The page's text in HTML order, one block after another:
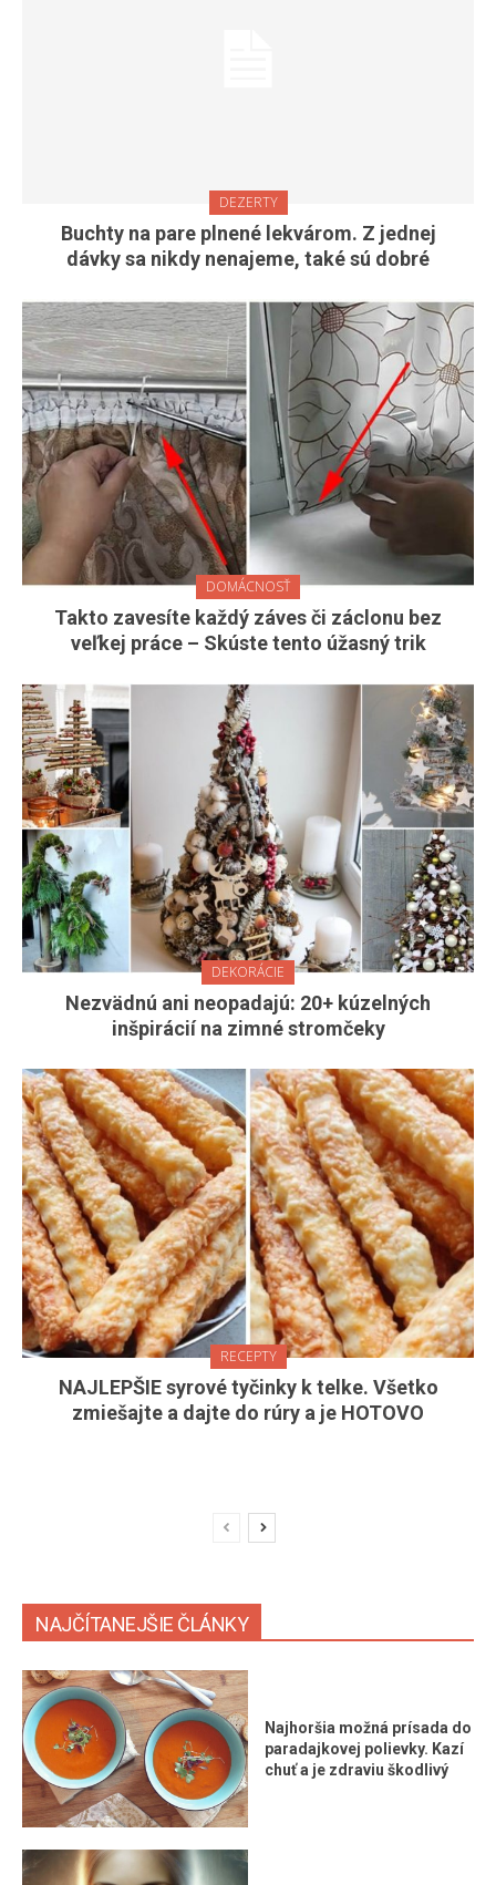
DEZERTY
Buchty na pare plnené lekvárom. Z jednej
dávky sa nikdy nenajeme, také sú dobré
DOMÁCNOSŤ
Takto zavesíte každý záves či záclonu bez
veľkej práce – Skúste tento úžasný trik
DEKORÁCIE
Nezvädnú ani neopadajú: 20+ kúzelných
inšpirácií na zimné stromčeky
RECEPTY
NAJLEPŠIE syrové tyčinky k telke. Všetko
zmiešajte a dajte do rúry a je HOTOVO
NAJČÍTANEJŠIE ČLÁNKY
Najhoršia možná prísada do
paradajkovej polievky. Kazí
chuť a je zdraviu škodlivý